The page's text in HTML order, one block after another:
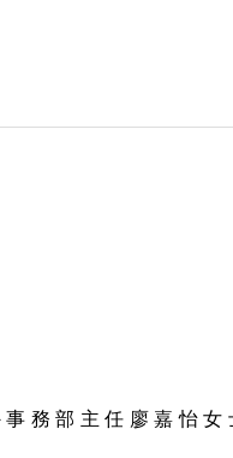
務 部 主 任 廖 嘉 怡